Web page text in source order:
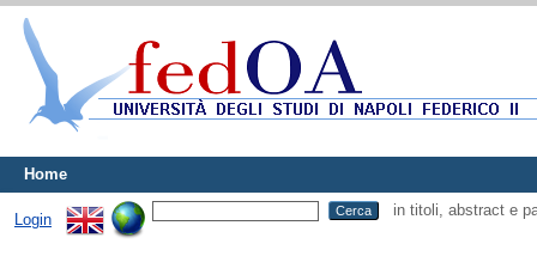
Home
Login
in titoli, abstract e